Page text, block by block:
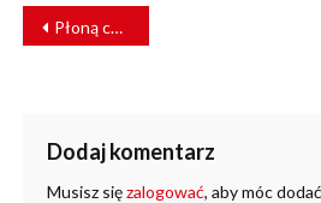
NAWIGACJA
WPISU
Płoną cysterny z benzenem. Wielki pożar pociągu towarowego
Dodaj komentarz
Musisz sięzalogować, aby móc